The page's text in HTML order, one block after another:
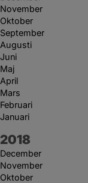
November
Oktober
September
Augusti
Juni
Maj
April
Mars
Februari
Januari
År:
2018
December
November
Oktober